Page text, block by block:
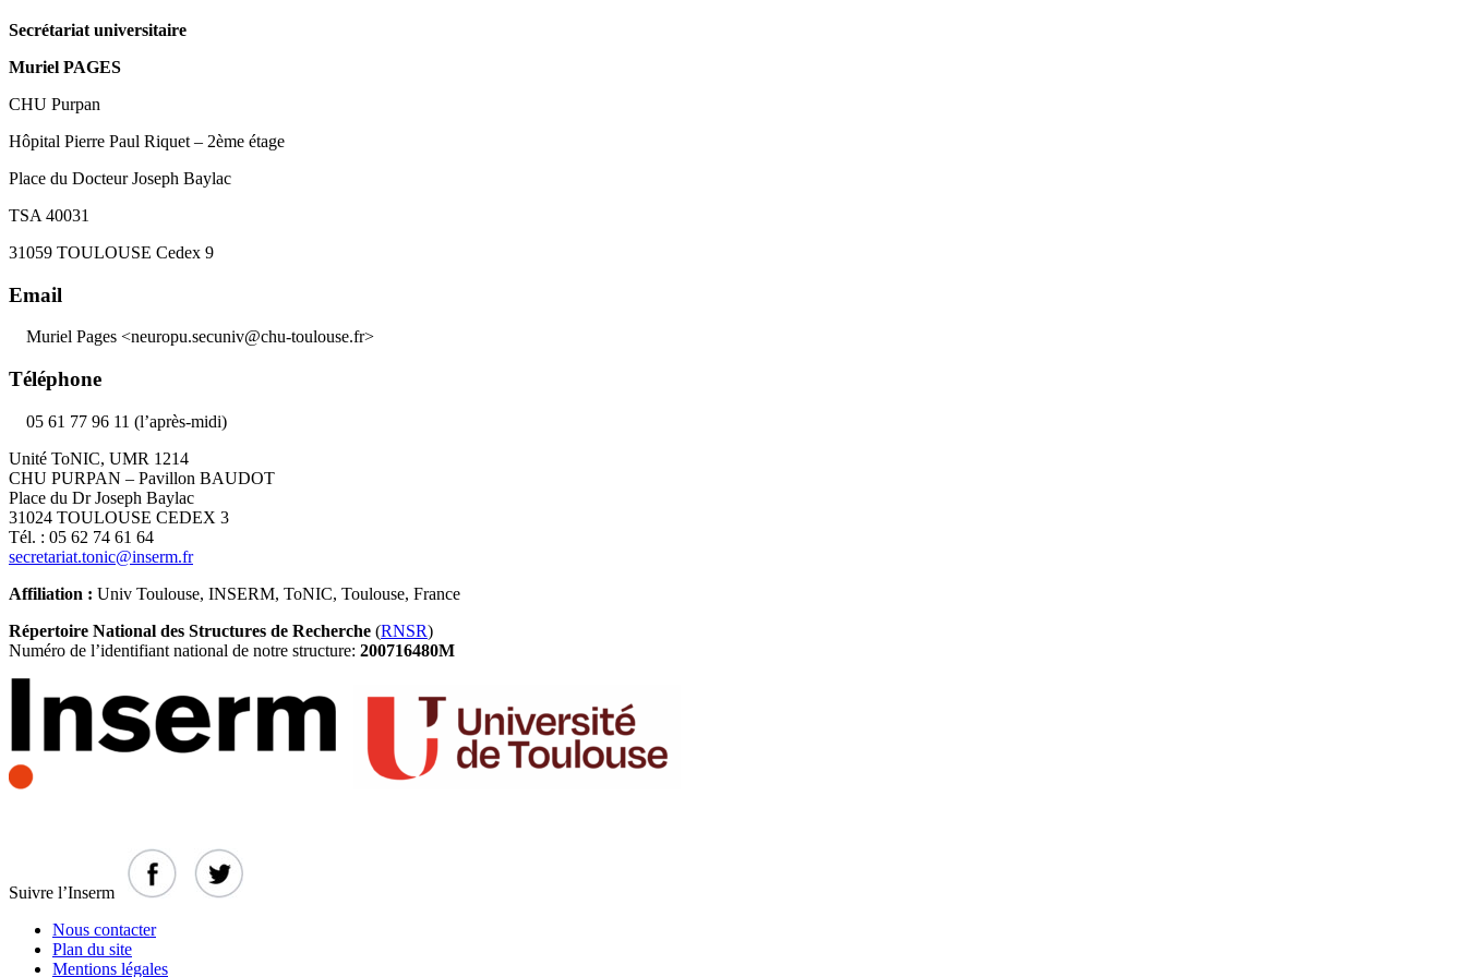
Secrétariat universitaire
Muriel PAGES
CHU Purpan
Hôpital Pierre Paul Riquet – 2ème étage
Place du Docteur Joseph Baylac
TSA 40031
31059 TOULOUSE Cedex 9
Email
Muriel Pages <neuropu.secuniv@chu-toulouse.fr>
Téléphone
05 61 77 96 11 (l’après-midi)
Unité ToNIC, UMR 1214
CHU PURPAN – Pavillon BAUDOT
Place du Dr Joseph Baylac
31024 TOULOUSE CEDEX 3
Tél. : 05 62 74 61 64
secretariat.tonic@inserm.fr
Affiliation : Univ Toulouse, INSERM, ToNIC, Toulouse, France
Répertoire National des Structures de Recherche (RNSR)
Numéro de l’identifiant national de notre structure: 200716480M
Suivre l’Inserm
Nous contacter
Plan du site
Mentions légales